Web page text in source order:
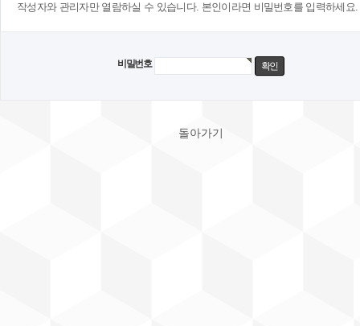
작성자와 관리자만 열람하실 수 있습니다. 본인이라면 비밀번호를 입력하세요.
비밀번호
돌아가기